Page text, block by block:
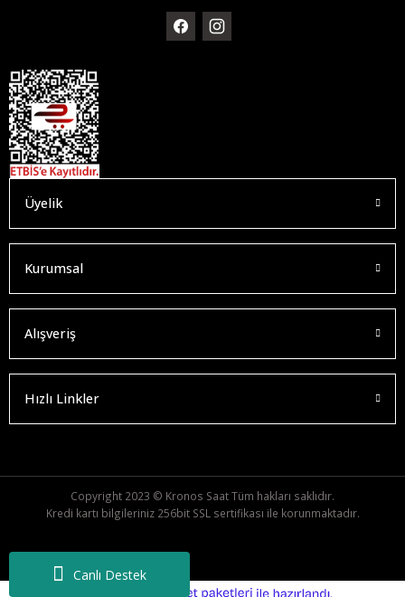
Canlı Destek
Üyelik
Kurumsal
Alışveriş
Hızlı Linkler
Copyright 2023 © Kronos Saat Tüm hakları saklıdır.
Kredi kartı bilgileriniz 256bit SSL sertifikası ile korunmaktadır.
e-